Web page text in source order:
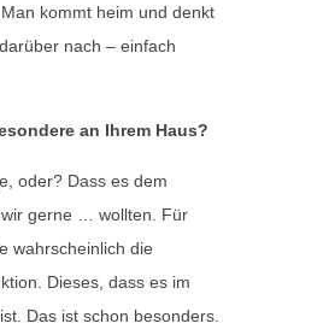
kommt heim und denkt
nach – einfach
an Ihrem Haus?
oder? Dass es dem
gerne … wollten. Für
wahrscheinlich die
Dieses, dass es im
Das ist schon besonders.